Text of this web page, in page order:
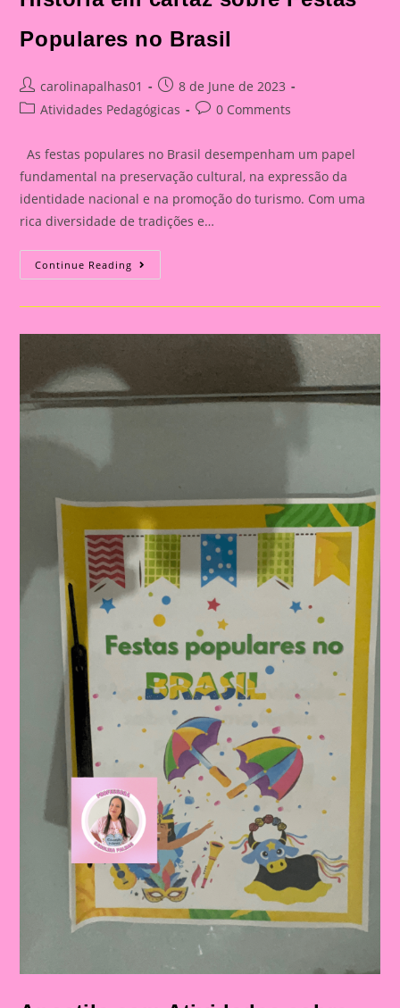
Populares no Brasil
Post
author:
carolinapalhas01
Post
published:
8 de June de 2023
PostAtividades Pedagógicas
Post0 Comments
As festas populares no Brasil desempenham um papel
fundamental na preservação cultural, na expressão da
identidade nacional e na promoção do turismo. Com uma
rica diversidade de tradições e…
Continue Reading História
Em
Sobre